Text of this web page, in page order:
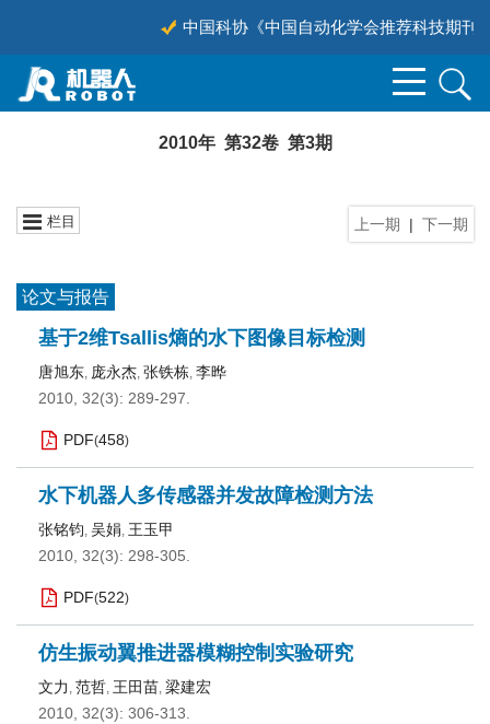
中国科协《中国自动化学会推荐科技期刊目
2010年 第32卷 第3期
上一期 | 下一期
栏目
论文与报告
基于2维Tsallis熵的水下图像目标检测
唐旭东, 庞永杰, 张铁栋, 李晔
2010, 32(3): 289-297.
PDF(458)
水下机器人多传感器并发故障检测方法
张铭钧, 吴娟, 王玉甲
2010, 32(3): 298-305.
PDF(522)
仿生振动翼推进器模糊控制实验研究
文力 , 范哲, 王田苗, 梁建宏
2010, 32(3): 306-313.